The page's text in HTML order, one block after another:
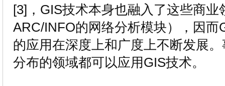
[3]，GIS技术本身也融入了这些商业
ARC/INFO的网络分析模块），因而
的应用在深度上和广度上不断发展
分布的领域都可以应用GIS技术。